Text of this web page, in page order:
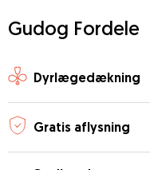
Gudog Fordele
Dyrlægedækning
Gratis aflysning